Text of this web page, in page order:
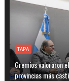
TAPA
Gremios valoraron
provincias más